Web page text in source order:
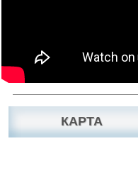
КАРТА